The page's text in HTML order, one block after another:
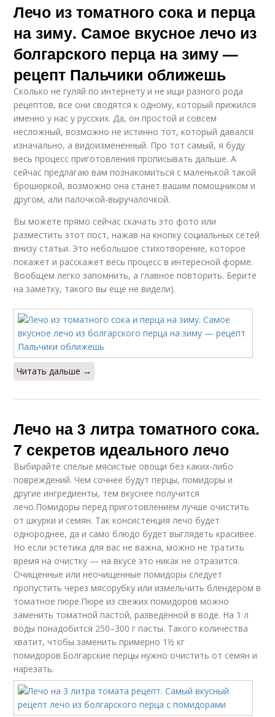
Лечо из томатного сока и перца
на зиму. Самое вкусное лечо из
болгарского перца на зиму —
рецепт Пальчики оближешь
Сколько не гуляй по интернету и не ищи разного рода
рецептов, все они сводятся к одному, который прижился
именно у нас у русских. Да, он простой и совсем
несложный, возможно не истинно тот, который давался
изначально, а видоизмененный. Про тот самый, я буду
весь процесс приготовления прописывать дальше. А
сейчас предлагаю вам познакомиться с маленькой такой
брошюркой, возможно она станет вашим помощником и
другом, али палочкой-выручалочкой.
Вы можете прямо сейчас скачать это фото или
разместить этот пост, нажав на кнопку социальных сетей
внизу статьи. Это небольшое стихотворение, которое
покажет и расскажет весь процесс в интересной форме.
Вообщем легко запомнить, а главное повторить. Берите
на заметку, такого вы еще не видели).
Читать дальше →
Лечо на 3 литра томатного сока.
7 секретов идеального лечо
Выбирайте спелые мясистые овощи без каких-либо
повреждений. Чем сочнее будут перцы, помидоры и
другие ингредиенты, тем вкуснее получится
лечо.Помидоры перед приготовлением лучше очистить
от шкурки и семян. Так консистенция лечо будет
однороднее, да и само блюдо будет выглядеть красивее.
Но если эстетика для вас не важна, можно не тратить
время на очистку — на вкусе это никак не отразится.
Очищенные или неочищенные помидоры следует
пропустить через мясорубку или измельчить блендером в
томатное пюре.Пюре из свежих помидоров можно
заменить томатной пастой, разведённой в воде. На 1 л
воды понадобится 250–300 г пасты. Такого количества
хватит, чтобы заменить примерно 1½ кг
помидоров.Болгарские перцы нужно очистить от семян и
нарезать.